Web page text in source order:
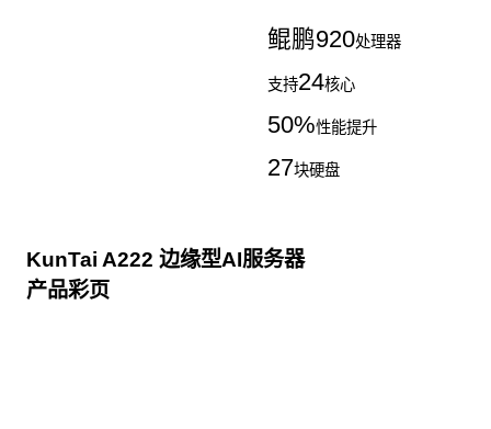
鲲鹏920处理器
支持24核心
50%性能提升
27块硬盘
KunTai A222 边缘型AI服务器
产品彩页